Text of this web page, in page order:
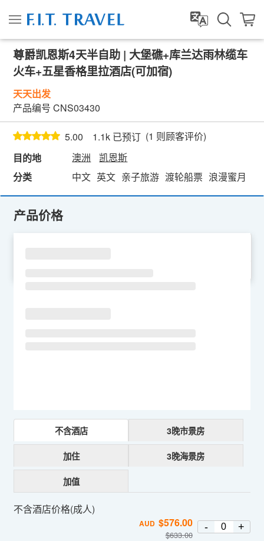
尊爵凯恩斯4天半自助 | 大堡礁+库兰达雨林缆车
火车+五星香格里拉酒店(可加宿)
天天出发
产品编号 CNS03430
5.00 1.1k 已预订 (1 则顾客评价)
目的地
澳洲
凯恩斯
分类
中文 英文 亲子旅游 渡轮船票 浪漫蜜月
产品价格
不含酒店 3晚市景房
加住 3晚海景房
加值
不含酒店价格(成人)
AUD $576.00
$633.00
- +